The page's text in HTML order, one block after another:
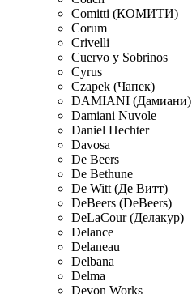
Comitti (КОМИТИ)
Corum
Crivelli
Cuervo y Sobrinos
Cyrus
Czapek (Чапек)
DAMIANI (Дамиани)
Damiani Nuvole
Daniel Hechter
Davosa
De Beers
De Bethune
De Witt (Де Витт)
DeBeers (DeBeers)
DeLaCour (Делакур)
Delance
Delaneau
Delbana
Delma
Devon Works